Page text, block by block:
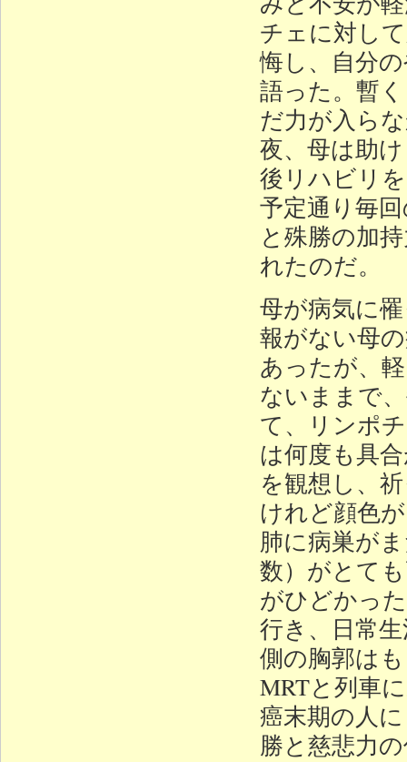
チェに対し
悔し、自分
語った。暫
だ力が入ら
夜、母は助
後リハビリ
予定通り毎
と殊勝の加
れたのだ。
母が病気に
報がない母
あったが、
ないままで
て、リンポ
は何度も具
を観想し、
けれど顔色
肺に病巣が
数）がとて
がひどかっ
行き、日常
側の胸郭は
MRTと列車
癌末期の人
勝と慈悲力